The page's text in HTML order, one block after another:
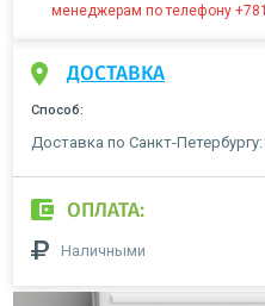
менеджерам по телефону
ДОСТАВКА
Способ:
Доставка по Санкт-Петербургу:
ОПЛАТА:
Наличными